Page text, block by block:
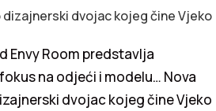
dvojac kojeg čine Vjeko
Envy Room predstavlja
na odjeći i modelu… Nova
dvojac kojeg čine Vjeko